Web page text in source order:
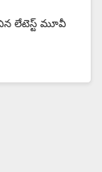
లేటెస్ట్‌ మూవీ